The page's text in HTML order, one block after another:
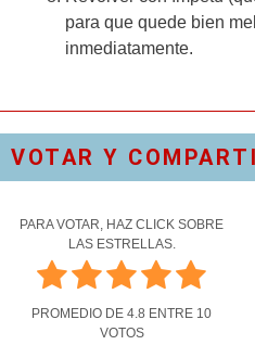
para que quede bien
inmediatamente.
VOTAR Y
PARA VOTAR, HAZ CLICK SOBRE
LAS ESTRELLAS.
PROMEDIO DE 4.8 ENTRE 10
VOTOS